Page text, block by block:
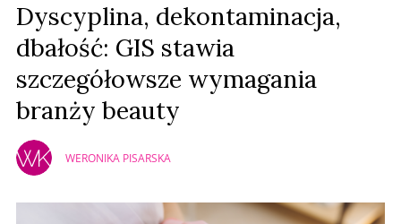
Dyscyplina, dekontaminacja,
dbałość: GIS stawia
szczegółowsze wymagania
branży beauty
WERONIKA PISARSKA